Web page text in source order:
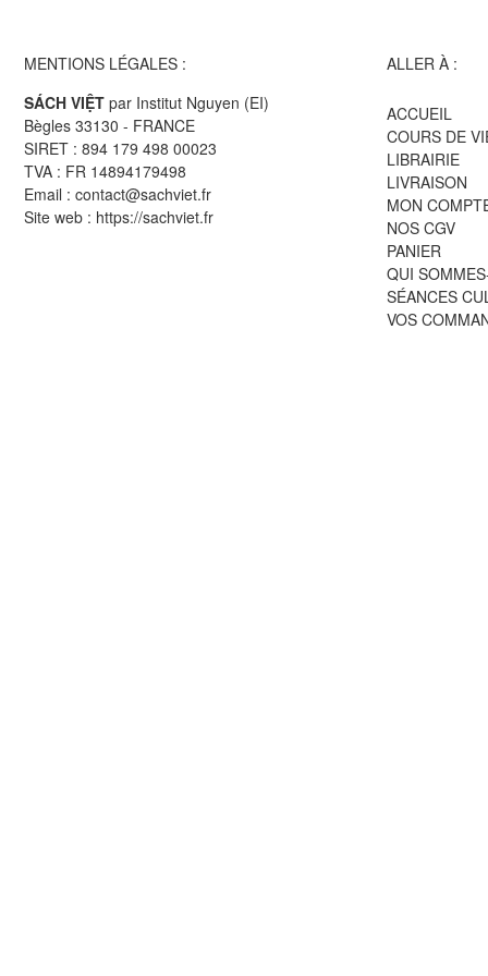
MENTIONS LÉGALES :
SÁCH VIỆT par Institut Nguyen (EI)
Bègles 33130 - FRANCE
SIRET : 894 179 498 00023
TVA : FR 14894179498
Email : contact@sachviet.fr
Site web : https://sachviet.fr
ALLER À :
ACCUEIL
COURS DE
LIBRAIRIE
LIVRAISON
MON
NOS CGV
PANIER
QUI
SÉANCES
VOS